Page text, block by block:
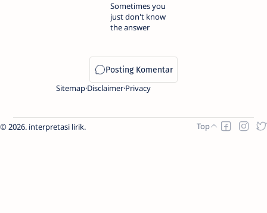
Sometimes you
just don't know
the answer
Sitemap Disclaimer Privacy
2026. interpretasi lirik.